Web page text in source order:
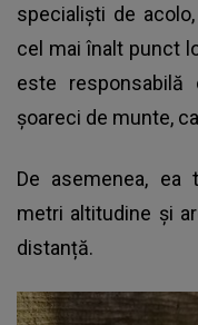
specialiști de
cel mai înalt punct
este
șoareci de munte,
De asemenea, ea
metri altitudine și
distanță.